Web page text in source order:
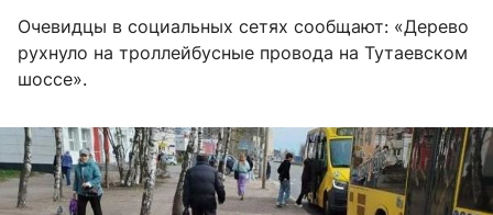
Очевидцы в социальных сетях сообщают: «Дерево
рухнуло на троллейбусные провода на Тутаевском
шоссе».